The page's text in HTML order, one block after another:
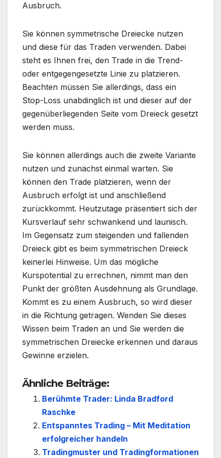
Ausbruch.
Sie können symmetrische Dreiecke nutzen
und diese für das Traden verwenden. Dabei
steht es Ihnen frei, den Trade in die Trend-
oder entgegengesetzte Linie zu platzieren.
Beachten müssen Sie allerdings, dass ein
Stop-Loss unabdinglich ist und dieser auf der
gegenüberliegenden Seite vom Dreieck gesetzt
werden muss.
Sie können allerdings auch die zweite Variante
nutzen und zunächst einmal warten. Sie
können den Trade platzieren, wenn der
Ausbruch erfolgt ist und anschließend
zurückkommt. Heutzutage präsentiert sich der
Kursverlauf sehr schwankend und launisch.
Im Gegensatz zum steigenden und fallenden
Dreieck gibt es beim symmetrischen Dreieck
keinerlei Hinweise. Um das mögliche
Kurspotential zu errechnen, nimmt man den
Punkt der größten Ausdehnung als Grundlage.
Kommt es zu einem Ausbruch, so wird dieser
in die Richtung getragen. Wenden Sie dieses
Wissen beim Traden an und Sie werden die
symmetrischen Dreiecke erkennen und daraus
Gewinne erzielen.
Ähnliche Beiträge:
Berühmte Trader: Linda Bradford
Raschke
Entspanntes Trading – Mit Meditation
erfolgreicher handeln
Tradingmuster und Tradingformationen